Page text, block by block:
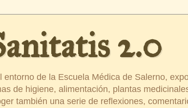
2.0
de la Escuela Médica de Salerno,
de higiene, alimentación, plantas
también una serie de reflexiones,